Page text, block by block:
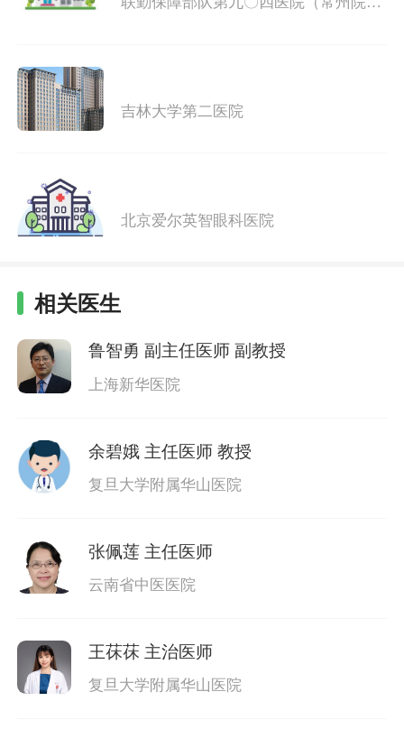
吉林大学第二医院
北京爱尔英智眼科医院
相关医生
鲁智勇 副主任医师 副教授
上海新华医院
余碧娥 主任医师 教授
复旦大学附属华山医院
张佩莲 主任医师
云南省中医医院
王茠茠 主治医师
复旦大学附属华山医院